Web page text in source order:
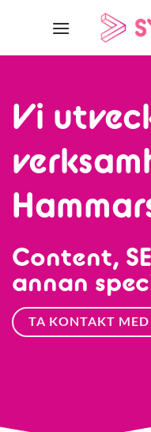
Vi
Content,
annan
TA KONTAKT MED